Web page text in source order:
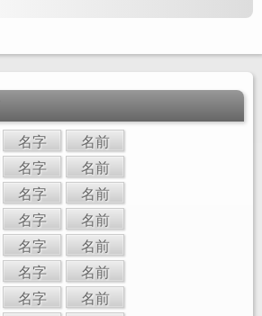
名字 名前
名字 名前
名字 名前
名字 名前
名字 名前
名字 名前
名字 名前